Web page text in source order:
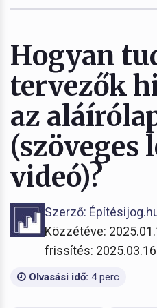
Hogyan
tervezők
az
(szöveges
videó)?
Szerző:
Közzétéve:
frissítés:
Olvasási idő: 4 perc